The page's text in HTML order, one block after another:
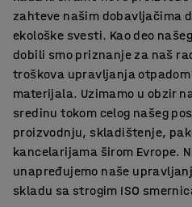
zahteve našim dobavljačima
ekološke svesti. Kao deo
dobili smo priznanje za naš
troškova upravljanja
materijala. Uzimamo u obzir
sredinu tokom celog našeg
proizvodnju, skladištenje,
kancelarijama širom Evrope.
unapređujemo naše
skladu sa strogim ISO